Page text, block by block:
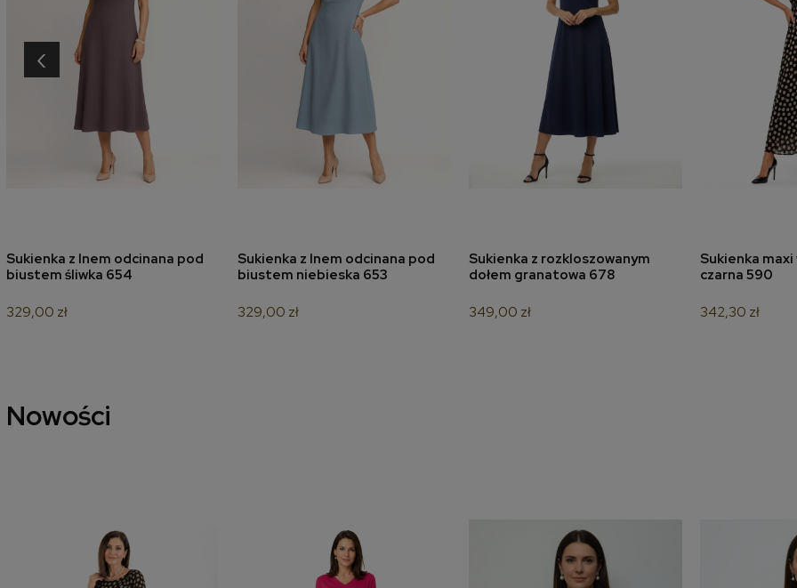
dodaj do koszyka
Sukienka z lnem odcinana pod
biustem śliwka 654
329,00 zł
dodaj do koszyka
Sukienka z lnem odcinana pod
biustem niebieska 653
329,00 zł
dodaj do koszyka
Sukienka z rozkloszowanym
dołem granatowa 678
349,00 zł
dodaj
Sukienka
czarna 590
342,30 zł
‹
Nowości